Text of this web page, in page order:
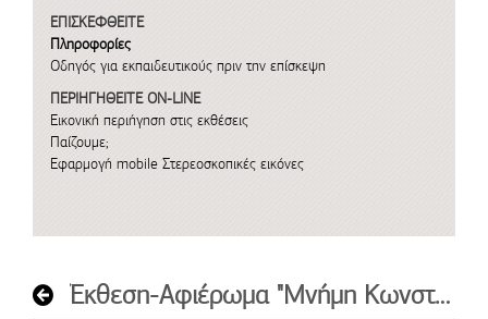
ΕΠΙΣΚΕΦΘΕΙΤΕ
Πληροφορίες
Οδηγός για εκπαιδευτικούς πριν την επίσκεψη
ΠΕΡΙΗΓΗΘΕΙΤΕ ON-LINE
Εικονική περιήγηση στις εκθέσεις
Παίζουμε;
Εφαρμογή mobile Στερεοσκοπικές εικόνες
Έκθεση-Αφιέρωμα "Μνήμη Κωνσταντίνου Κεφαλά"